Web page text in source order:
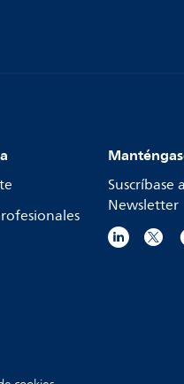
Suscríbase
Newsletter